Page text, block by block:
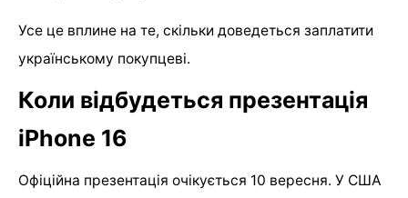
Усе це вплине на те, скільки доведеться заплатити
українському покупцеві.
Коли відбудеться презентація
iPhone 16
Офіційна презентація очікується 10 вересня. У США